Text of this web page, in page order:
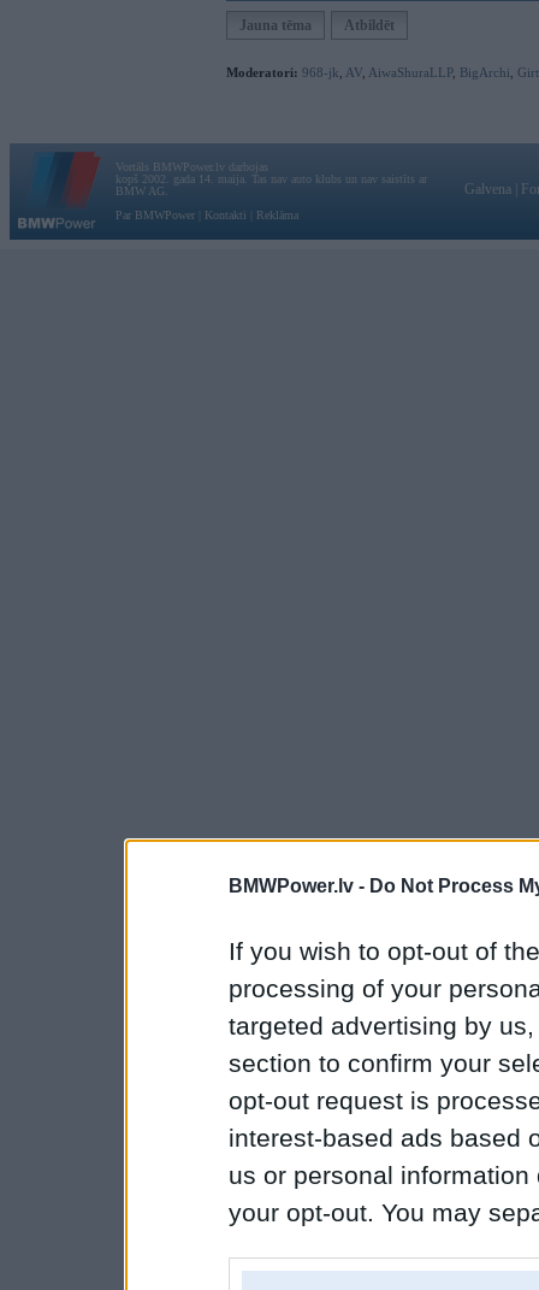
BMWPower.lv - Do Not Process
If you wish to opt-out of
processing of your
targeted advertising by
section to confirm your
opt-out request is
interest-based ads based
us or personal
your opt-out. You may
Jauna tēma Atbildēt
Moderatori: 968-jk AV AiwaShuraLLP, BigArchi
Vortāls BMWPower.lv darbojas
kopš 2002. gada 14. maija. Tas nav auto klubs un nav saistīts ar
BMW AG.
Par BMWPower
Kontakti Reklāma
Galvena